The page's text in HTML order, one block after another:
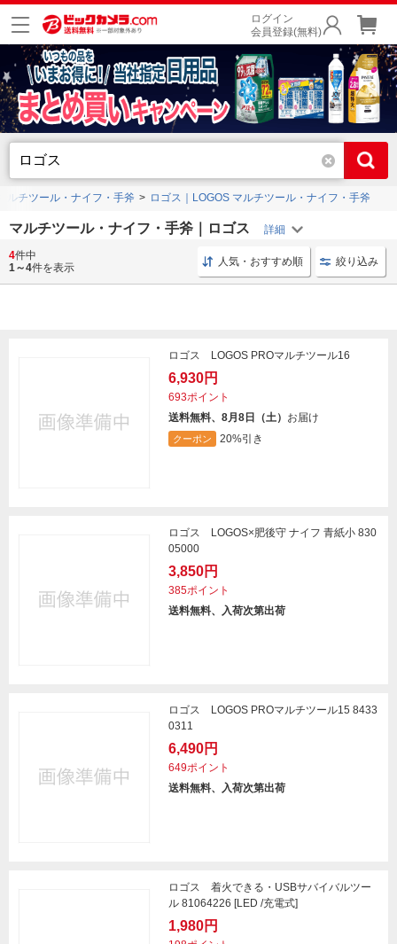
ログイン
会員登録(無料)
ルチツール・ナイフ・手斧 ロゴス｜LOGOS マルチツール・ナイフ・手斧
マルチツール・ナイフ・手斧｜ロゴス
アウトドアツール Dutchwest アウトドアツール ダッチウエ
4件中
1～4件を表示 人気・おすすめ順 絞り込み
ロゴス LOGOS PROマルチツール16
6,930円
693ポイント
送料無料、8月8日（土） お届け
クーポン 20%引き
ロゴス LOGOS×肥後守 ナイフ 青紙小 830
05000
3,850円
385ポイント
送料無料、入荷次第出荷
ロゴス LOGOS PROマルチツール15 8433
0311
6,490円
649ポイント
送料無料、入荷次第出荷
ロゴス 着火できる・USBサバイバルツー
ル 81064226 [LED /充電式]
1,980円